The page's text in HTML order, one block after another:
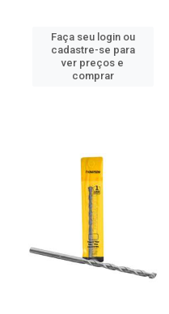
Faça seu login ou
cadastre-se para
ver preços e
comprar